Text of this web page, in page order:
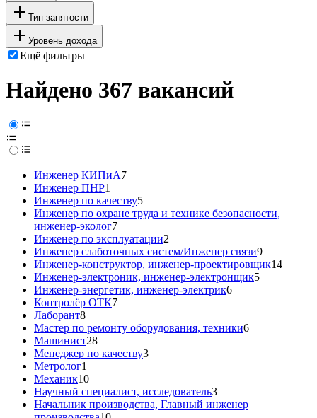
Тип занятости
Уровень дохода
Ещё фильтры
Найдено 367 вакансий
Инженер КИПиА7
Инженер ПНР1
Инженер по качеству5
Инженер по охране труда и технике безопасности,
инженер-эколог7
Инженер по эксплуатации2
Инженер слаботочных систем/Инженер связи9
Инженер-конструктор, инженер-проектировщик14
Инженер-электроник, инженер-электронщик5
Инженер-энергетик, инженер-электрик6
Контролёр ОТК7
Лаборант8
Мастер по ремонту оборудования, техники6
Машинист28
Менеджер по качеству3
Метролог1
Механик10
Научный специалист, исследователь3
Начальник производства, Главный инженер